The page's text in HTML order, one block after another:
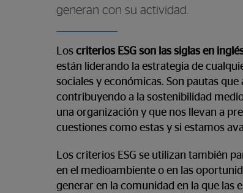
generan con su actividad.
Los criterios ESG son las siglas en
están liderando la estrategia de
sociales y económicas. Son pautas
contribuyendo a la sostenibilidad
una organización y que nos llevan a
cuestiones como estas y si estamos
Los criterios ESG se utilizan también
en el medioambiente o en las
generar en la comunidad en la que las